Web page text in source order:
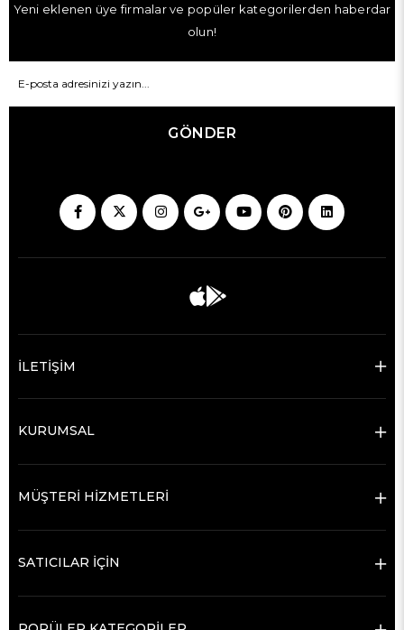
Yeni eklenen üye firmalar ve popüler kategorilerden haberdar
olun!
GÖNDER
İLETİŞİM
KURUMSAL
MÜŞTERİ HİZMETLERİ
SATICILAR İÇİN